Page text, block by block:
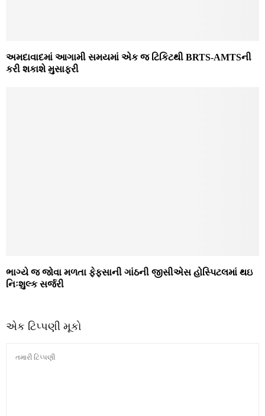
અમદાવાદમાં આગામી સમયમાં એક જ ટિકિટથી BRTS-AMTSની
કરી શકાશે મુસાફરી
ભાગ્યે જ જોવા મળતા ફેફસાની ગાંઠની જીસીએસ હોસ્પિટલમાં થઇ
નિઃશુલ્ક સર્જરી
એક ટિપ્પણી મૂકો